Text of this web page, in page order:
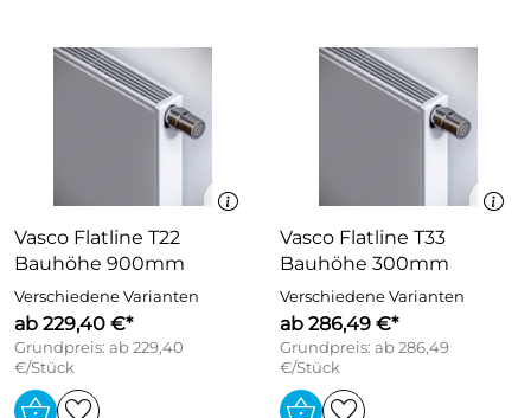
Vasco Flatline T22
Bauhöhe 900mm
Verschiedene Varianten
ab 229,40 €*
Grundpreis: ab 229,40
€/Stück
Vasco Flatline T33
Bauhöhe 300mm
Verschiedene Varianten
ab 286,49 €*
Grundpreis: ab 286,49
€/Stück